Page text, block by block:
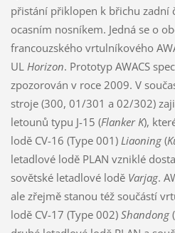
přistání přiklopen k břichu zadní
ocasním nosníkem. Jedná se o
francouzského vrtulníkového
UL Horizon. Prototyp AWACS
zpozorován v roce 2009. V
stroje (300, 01/301 a 02/302)
letounů typu J-15 (Flanker K),
lodě CV-16 (Type 001) Liaoning(
letadlové lodě PLAN vzniklé
sovětské letadlové lodě Varjag.
ale zřejmě stanou též součástí
lodě CV-17 (Type 002) Shandong (